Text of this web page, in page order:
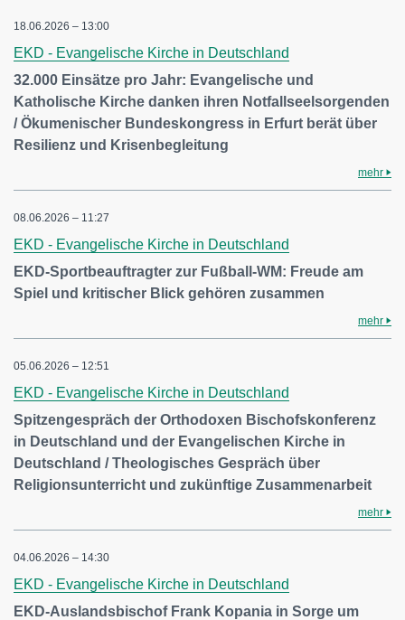
18.06.2026 – 13:00
EKD - Evangelische Kirche in Deutschland
32.000 Einsätze pro Jahr: Evangelische und
Katholische Kirche danken ihren Notfallseelsorgenden
/ Ökumenischer Bundeskongress in Erfurt berät über
Resilienz und Krisenbegleitung
mehr
08.06.2026 – 11:27
EKD - Evangelische Kirche in Deutschland
EKD-Sportbeauftragter zur Fußball-WM: Freude am
Spiel und kritischer Blick gehören zusammen
mehr
05.06.2026 – 12:51
EKD - Evangelische Kirche in Deutschland
Spitzengespräch der Orthodoxen Bischofskonferenz
in Deutschland und der Evangelischen Kirche in
Deutschland / Theologisches Gespräch über
Religionsunterricht und zukünftige Zusammenarbeit
mehr
04.06.2026 – 14:30
EKD - Evangelische Kirche in Deutschland
EKD-Auslandsbischof Frank Kopania in Sorge um